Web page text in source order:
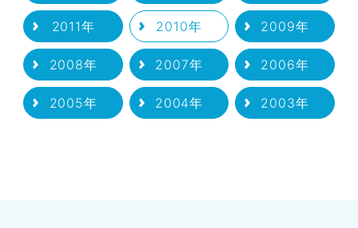
2011年 2010年 2009年
2008年 2007年 2006年
2005年 2004年 2003年